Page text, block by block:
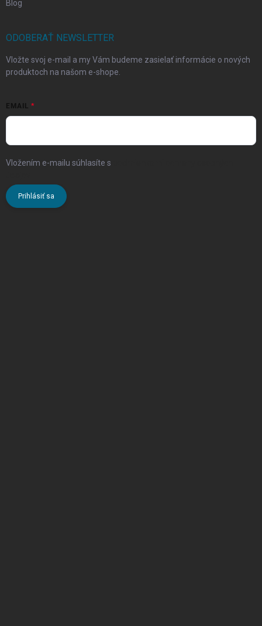
Blog
ODOBERAŤ NEWSLETTER
Vložte svoj e-mail a my Vám budeme zasielať informácie o nových
produktoch na našom e-shope.
EMAIL
Vložením e-mailu súhlasíte s
Prihlásiť sa